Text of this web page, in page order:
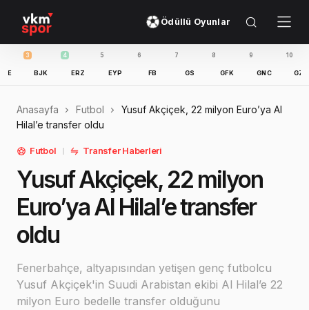
Ödüllü Oyunlar
BJK ERZ EYP GNC GZT
Anasayfa Futbol
Yusuf Akçiçek, 22 milyon Euro’ya Al
Hilal’e transfer oldu
Futbol Transfer Haberleri
Yusuf Akçiçek, 22 milyon
Euro’ya Al Hilal’e transfer
oldu
Fenerbahçe, altyapısından yetişen genç futbolcu
Yusuf Akçiçek'in Suudi Arabistan ekibi Al Hilal’e 22
milyon Euro bedelle transfer olduğunu